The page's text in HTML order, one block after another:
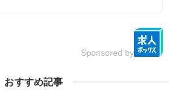
Sponsored by
おすすめ記事